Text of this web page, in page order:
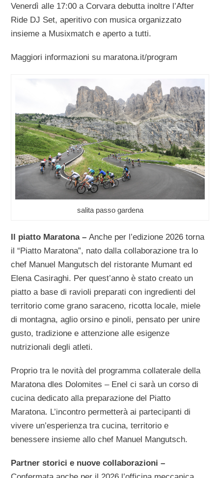
Venerdì alle 17:00 a Corvara debutta inoltre l’After
Ride DJ Set, aperitivo con musica organizzato
insieme a Musixmatch e aperto a tutti.
Maggiori informazioni su maratona.it/program
salita passo gardena
Il piatto Maratona –Anche per l’edizione 2026 torna
il “Piatto Maratona”, nato dalla collaborazione tra lo
chef Manuel Mangutsch del ristorante Mumant ed
Elena Casiraghi. Per quest’anno è stato creato un
piatto a base di ravioli preparati con ingredienti del
territorio come grano saraceno, ricotta locale, miele
di montagna, aglio orsino e pinoli, pensato per unire
gusto, tradizione e attenzione alle esigenze
nutrizionali degli atleti.
Proprio tra le novità del programma collaterale della
Maratona dles Dolomites – Enel ci sarà un corso di
cucina dedicato alla preparazione del Piatto
Maratona. L’incontro permetterà ai partecipanti di
vivere un’esperienza tra cucina, territorio e
benessere insieme allo chef Manuel Mangutsch.
Partner storici e nuove collaborazioni –